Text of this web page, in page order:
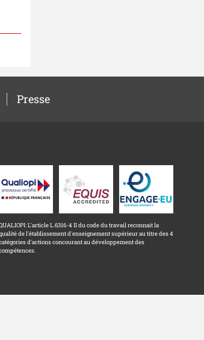
Presse
L'article L.6316-4 II du code du travail reconnait la
de l'établissement d'enseignement supérieur au titre des 4
d'actions concourant au développement des